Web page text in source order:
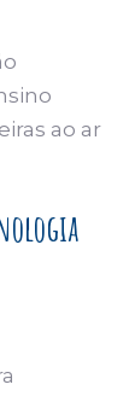
ao ar